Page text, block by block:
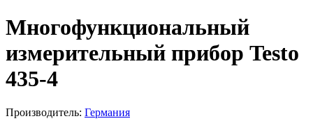
Многофункциональный
измерительный прибор Testo
435-4
Производитель: Германия